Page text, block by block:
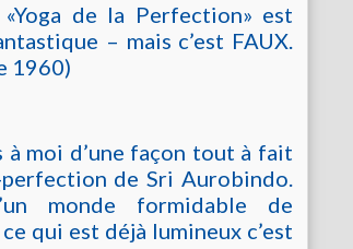
de la Perfection» est
– mais c’est FAUX.
1960)
à moi d’une façon tout à fait
de Sri Aurobindo.
monde formidable de
qui est déjà lumineux c’est